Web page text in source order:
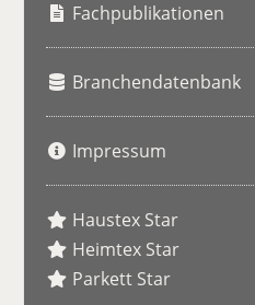
Fachpublikationen
Branchendatenbank
Impressum
Haustex Star
Heimtex Star
Parkett Star